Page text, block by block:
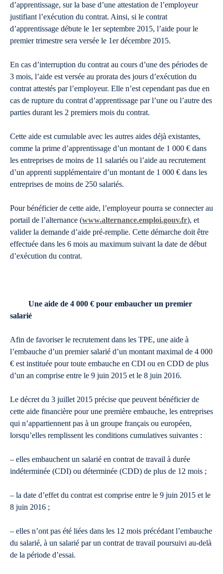
d’apprentissage, sur la base d’une attestation de l’employeur
justifiant l’exécution du contrat. Ainsi, si le contrat
d’apprentissage débute le 1er septembre 2015, l’aide pour le
premier trimestre sera versée le 1er décembre 2015.
En cas d’interruption du contrat au cours d’une des périodes de
3 mois, l’aide est versée au prorata des jours d’exécution du
contrat attestés par l’employeur. Elle n’est cependant pas due en
cas de rupture du contrat d’apprentissage par l’une ou l’autre des
parties durant les 2 premiers mois du contrat.
Cette aide est cumulable avec les autres aides déjà existantes,
comme la prime d’apprentissage d’un montant de 1 000 € dans
les entreprises de moins de 11 salariés ou l’aide au recrutement
d’un apprenti supplémentaire d’un montant de 1 000 € dans les
entreprises de moins de 250 salariés.
Pour bénéficier de cette aide, l’employeur pourra se connecter au
portail de l’alternance (www.alternance.emploi.gouv.fr), et
valider la demande d’aide pré-remplie. Cette démarche doit être
effectuée dans les 6 mois au maximum suivant la date de début
d’exécution du contrat.
Une aide de 4 000 € pour embaucher un premier
salarié
Afin de favoriser le recrutement dans les TPE, une aide à
l’embauche d’un premier salarié d’un montant maximal de 4 000
€ est instituée pour toute embauche en CDI ou en CDD de plus
d’un an comprise entre le 9 juin 2015 et le 8 juin 2016.
Le décret du 3 juillet 2015 précise que peuvent bénéficier de
cette aide financière pour une première embauche, les entreprises
qui n’appartiennent pas à un groupe français ou européen,
lorsqu’elles remplissent les conditions cumulatives suivantes :
– elles embauchent un salarié en contrat de travail à durée
indéterminée (CDI) ou déterminée (CDD) de plus de 12 mois ;
– la date d’effet du contrat est comprise entre le 9 juin 2015 et le
8 juin 2016 ;
– elles n’ont pas été liées dans les 12 mois précédant l’embauche
du salarié, à un salarié par un contrat de travail poursuivi au-delà
de la période d’essai.